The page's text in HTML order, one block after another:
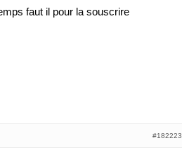
faut il pour la souscrire
#182223